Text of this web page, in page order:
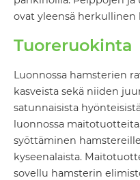
ovat yleensä herkullinen
Tuoreruokinta
Luonnossa hamsterien
kasveista sekä niiden
satunnaisista
luonnossa
syöttäminen
kyseenalaista.
sovellu hamsterin